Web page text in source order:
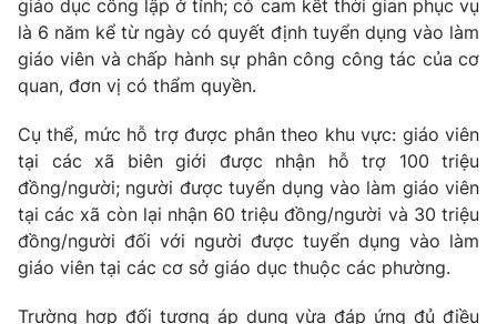
Chuyên mục khác
Emagazine Podcast
Video Shorts video
VTV Money VTV Thể thao
VTV Sức khoẻ Bất động sản
giáo dục công lập ở tỉnh; có cam kết thời gian phục vụ
là 6 năm kể từ ngày có quyết định tuyển dụng vào làm
giáo viên và chấp hành sự phân công công tác của cơ
quan, đơn vị có thẩm quyền.
Cụ thể, mức hỗ trợ được phân theo khu vực: giáo viên
tại các xã biên giới được nhận hỗ trợ 100 triệu
đồng/người; người được tuyển dụng vào làm giáo viên
tại các xã còn lại nhận 60 triệu đồng/người và 30 triệu
đồng/người đối với người được tuyển dụng vào làm
giáo viên tại các cơ sở giáo dục thuộc các phường.
Trường hợp đối tượng áp dụng vừa đáp ứng đủ điều